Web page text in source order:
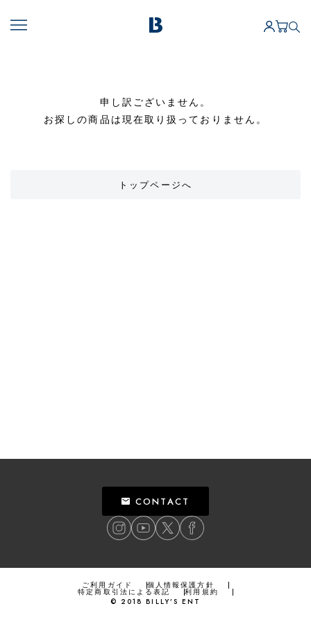
申し訳ございません。
お探しの商品は現在取り扱っておりません。
トップページへ
CONTACT
ご利用ガイド 個人情報保護方針
特定商取引法による表記
利用規約
© 2018 BILLY’S ENT